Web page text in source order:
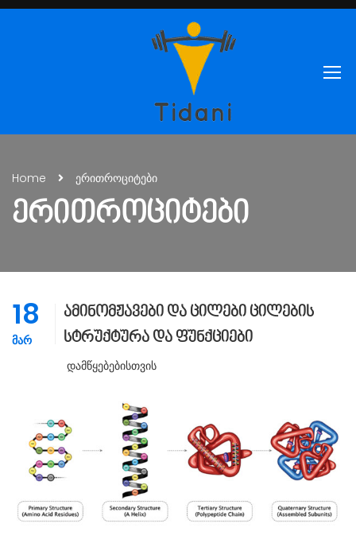
Home ერითროციტები
ᲔᲠᲘᲗᲠᲝᲪᲘᲢᲔᲑᲘ
18
ᲛᲐᲠ
ამინომჟავები და ცილები ცილების
სტრუქტურა და ფუნქციები
Დამწყებებისთვის